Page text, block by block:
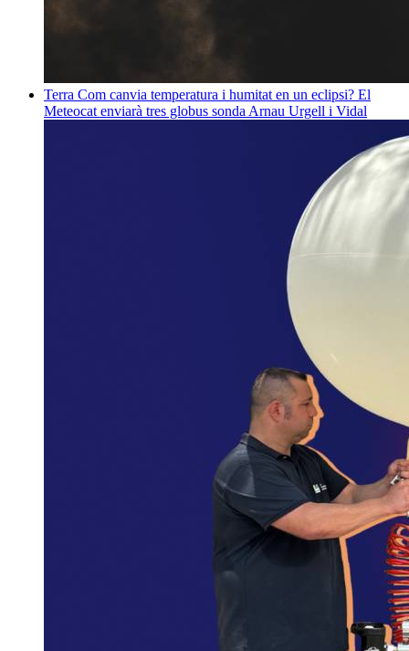
Terra Com canvia temperatura i humitat en un eclipsi? El
Meteocat enviarà tres globus sonda Arnau Urgell i Vidal